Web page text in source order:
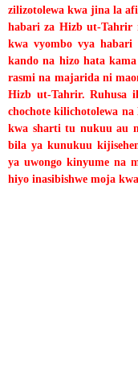
zilizotolewa kwa jina la
habari za Hizb ut-Tahrir
kwa vyombo vya habari
kando na hizo hata
rasmi na majarida ni
Hizb ut-Tahrir. Ruhusa
chochote kilichotolewa
kwa sharti tu nukuu au
bila ya kunukuu
ya uwongo kinyume na
hiyo inasibishwe moja